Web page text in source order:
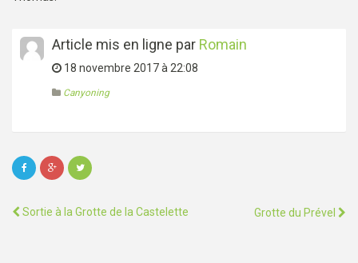
Article mis en ligne par Romain
18 novembre 2017 à 22:08
Canyoning
Sortie à la Grotte de la Castelette Grotte du Prével